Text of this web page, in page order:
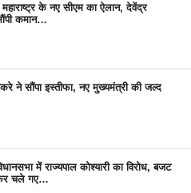
के नए सीएम का ऐलान, देवेंद्र
कमान…
ने सौंपा इस्तीफा, नए मुख्यमंत्री की जल्द
में राज्यपाल कोश्यारी का विरोध, बजट
चले गए…